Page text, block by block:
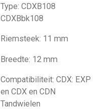
Type: CDXB108
CDXBbk108
Riemsteek: 11 mm
Breedte: 12 mm
Compatibiliteit: CDX: EXP
en CDX en CDN
Tandwielen